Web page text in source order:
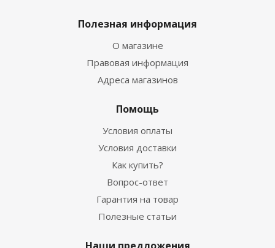
Полезная информация
О магазине
Правовая информация
Адреса магазинов
Помощь
Условия оплаты
Условия доставки
Как купить?
Вопрос-ответ
Гарантия на товар
Полезные статьи